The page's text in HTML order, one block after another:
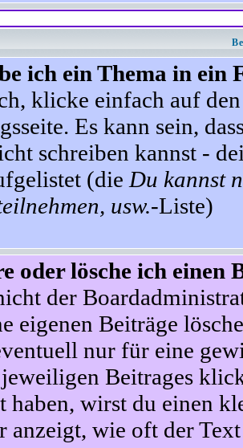
ich ein Thema in ein
klicke einfach auf
Es kann sein,
schreiben kannst -
(die Du kannst
usw.-Liste)
oder lösche ich einen
der
eigenen Beiträge
nur für eine
Beitrages
haben, wirst du einen
anzeigt, wie oft der